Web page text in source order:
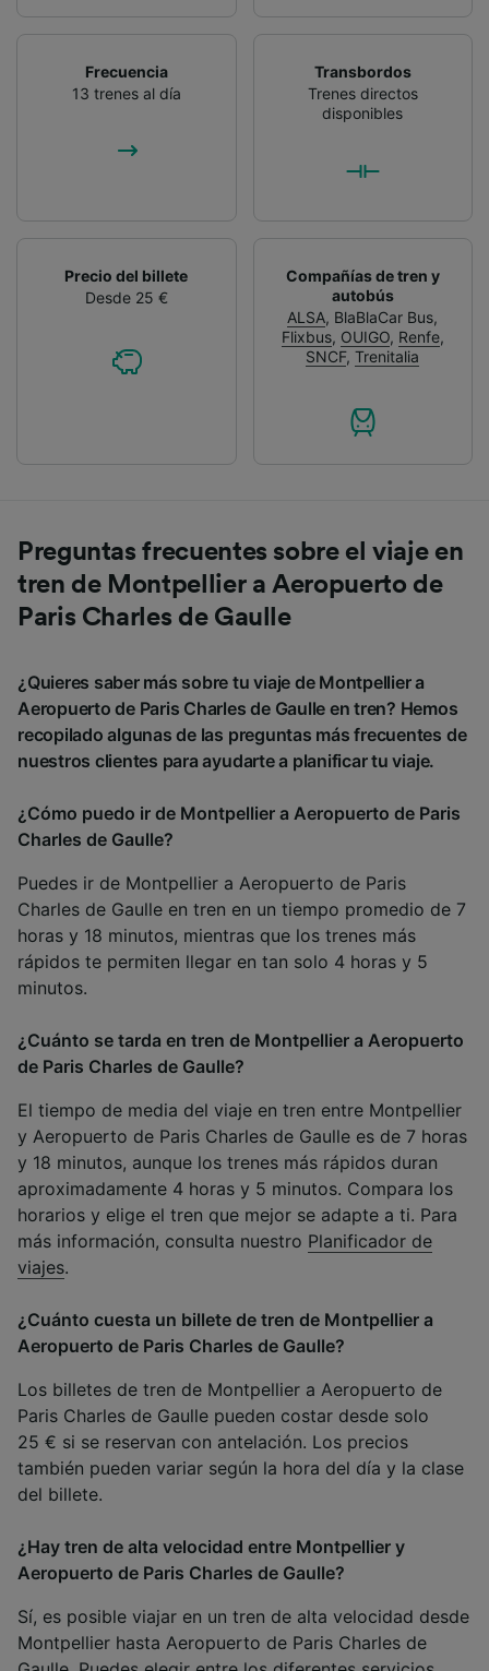
Frecuencia
13 trenes al día
Transbordos
Trenes directos
disponibles
Precio del billete
Desde 25 €
Compañías de tren y
autobús
ALSA, BlaBlaCar Bus,
Flixbus, OUIGO, Renfe,
SNCF,Trenitalia
Preguntas frecuentes sobre el viaje en
tren de Montpellier a Aeropuerto de
Paris Charles de Gaulle
¿Quieres saber más sobre tu viaje de Montpellier a
Aeropuerto de Paris Charles de Gaulle en tren? Hemos
recopilado algunas de las preguntas más frecuentes de
nuestros clientes para ayudarte a planificar tu viaje.
¿Cómo puedo ir de Montpellier a Aeropuerto de Paris
Charles de Gaulle?
Puedes ir de Montpellier a Aeropuerto de Paris
Charles de Gaulle en tren en un tiempo promedio de 7
horas y 18 minutos, mientras que los trenes más
rápidos te permiten llegar en tan solo 4 horas y 5
minutos.
¿Cuánto se tarda en tren de Montpellier a Aeropuerto
de Paris Charles de Gaulle?
El tiempo de media del viaje en tren entre Montpellier
y Aeropuerto de Paris Charles de Gaulle es de 7 horas
y 18 minutos, aunque los trenes más rápidos duran
aproximadamente 4 horas y 5 minutos. Compara los
horarios y elige el tren que mejor se adapte a ti. Para
más información, consulta nuestro Planificador de
viajes.
¿Cuánto cuesta un billete de tren de Montpellier a
Aeropuerto de Paris Charles de Gaulle?
Los billetes de tren de Montpellier a Aeropuerto de
Paris Charles de Gaulle pueden costar desde solo
25 € si se reservan con antelación. Los precios
también pueden variar según la hora del día y la clase
del billete.
¿Hay tren de alta velocidad entre Montpellier y
Aeropuerto de Paris Charles de Gaulle?
Sí, es posible viajar en un tren de alta velocidad desde
Montpellier hasta Aeropuerto de Paris Charles de